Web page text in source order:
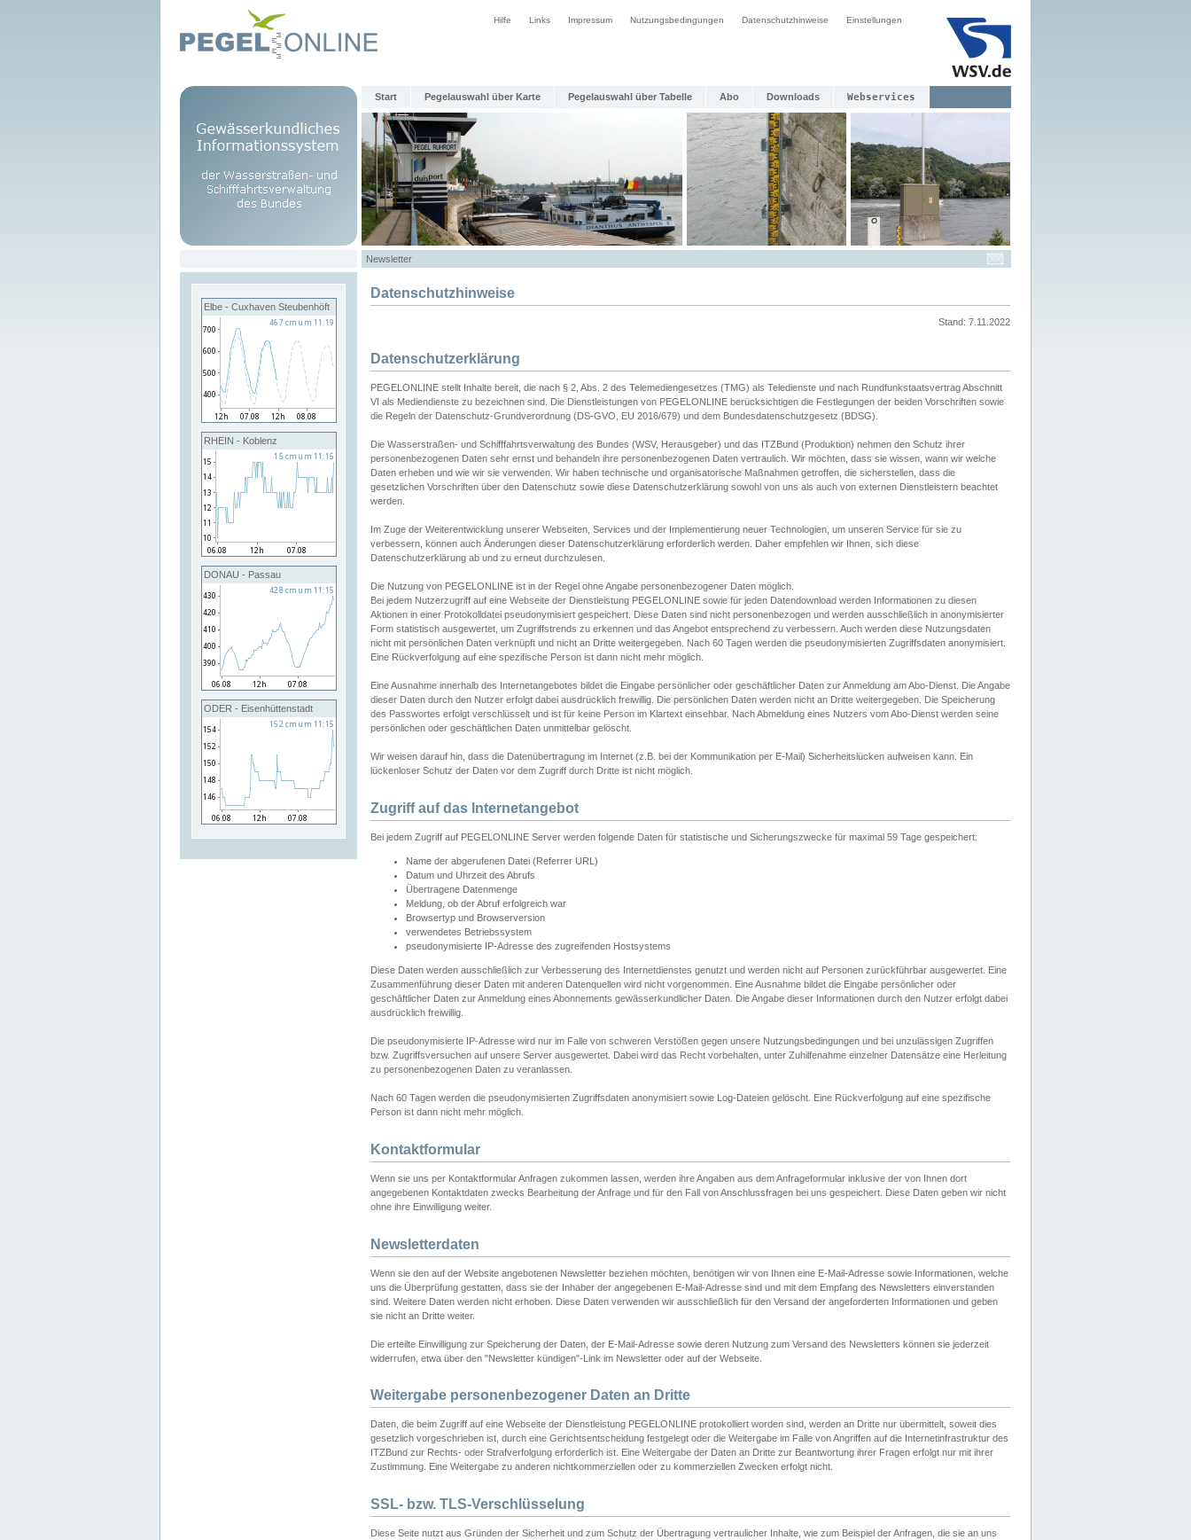
Hilfe Links Impressum Nutzungsbedingungen Datenschutzhinweise Einstellungen
Start Pegelauswahl über Karte Pegelauswahl über Tabelle Abo Downloads Webservices
Newsletter
Elbe - Cuxhaven Steubenhöft
RHEIN - Koblenz
DONAU - Passau
ODER - Eisenhüttenstadt
Datenschutzhinweise
Stand: 7.11.2022
Datenschutzerklärung
PEGELONLINE stellt Inhalte bereit, die nach § 2, Abs. 2 des Telemediengesetzes (TMG) als Teledienste und nach Rundfunkstaatsvertrag Abschnitt
VI als Mediendienste zu bezeichnen sind. Die Dienstleistungen von PEGELONLINE berücksichtigen die Festlegungen der beiden Vorschriften sowie
die Regeln der Datenschutz-Grundverordnung (DS-GVO, EU 2016/679) und dem Bundesdatenschutzgesetz (BDSG).
Die Wasserstraßen- und Schifffahrtsverwaltung des Bundes (WSV, Herausgeber) und das ITZBund (Produktion) nehmen den Schutz ihrer
personenbezogenen Daten sehr ernst und behandeln ihre personenbezogenen Daten vertraulich. Wir möchten, dass sie wissen, wann wir welche
Daten erheben und wie wir sie verwenden. Wir haben technische und organisatorische Maßnahmen getroffen, die sicherstellen, dass die
gesetzlichen Vorschriften über den Datenschutz sowie diese Datenschutzerklärung sowohl von uns als auch von externen Dienstleistern beachtet
werden.
Im Zuge der Weiterentwicklung unserer Webseiten, Services und der Implementierung neuer Technologien, um unseren Service für sie zu
verbessern, können auch Änderungen dieser Datenschutzerklärung erforderlich werden. Daher empfehlen wir Ihnen, sich diese
Datenschutzerklärung ab und zu erneut durchzulesen.
Die Nutzung von PEGELONLINE ist in der Regel ohne Angabe personenbezogener Daten möglich.
Bei jedem Nutzerzugriff auf eine Webseite der Dienstleistung PEGELONLINE sowie für jeden Datendownload werden Informationen zu diesen
Aktionen in einer Protokolldatei pseudonymisiert gespeichert. Diese Daten sind nicht personenbezogen und werden ausschließlich in anonymisierter
Form statistisch ausgewertet, um Zugriffstrends zu erkennen und das Angebot entsprechend zu verbessern. Auch werden diese Nutzungsdaten
nicht mit persönlichen Daten verknüpft und nicht an Dritte weitergegeben. Nach 60 Tagen werden die pseudonymisierten Zugriffsdaten anonymisiert.
Eine Rückverfolgung auf eine spezifische Person ist dann nicht mehr möglich.
Eine Ausnahme innerhalb des Internetangebotes bildet die Eingabe persönlicher oder geschäftlicher Daten zur Anmeldung am Abo-Dienst. Die Angabe
dieser Daten durch den Nutzer erfolgt dabei ausdrücklich freiwillig. Die persönlichen Daten werden nicht an Dritte weitergegeben. Die Speicherung
des Passwortes erfolgt verschlüsselt und ist für keine Person im Klartext einsehbar. Nach Abmeldung eines Nutzers vom Abo-Dienst werden seine
persönlichen oder geschäftlichen Daten unmittelbar gelöscht.
Wir weisen darauf hin, dass die Datenübertragung im Internet (z.B. bei der Kommunikation per E-Mail) Sicherheitslücken aufweisen kann. Ein
lückenloser Schutz der Daten vor dem Zugriff durch Dritte ist nicht möglich.
Zugriff auf das Internetangebot
Bei jedem Zugriff auf PEGELONLINE Server werden folgende Daten für statistische und Sicherungszwecke für maximal 59 Tage gespeichert:
Name der abgerufenen Datei (Referrer URL)
Datum und Uhrzeit des Abrufs
Übertragene Datenmenge
Meldung, ob der Abruf erfolgreich war
Browsertyp und Browserversion
verwendetes Betriebssystem
pseudonymisierte IP-Adresse des zugreifenden Hostsystems
Diese Daten werden ausschließlich zur Verbesserung des Internetdienstes genutzt und werden nicht auf Personen zurückführbar ausgewertet. Eine
Zusammenführung dieser Daten mit anderen Datenquellen wird nicht vorgenommen. Eine Ausnahme bildet die Eingabe persönlicher oder
geschäftlicher Daten zur Anmeldung eines Abonnements gewässerkundlicher Daten. Die Angabe dieser Informationen durch den Nutzer erfolgt dabei
ausdrücklich freiwillig.
Die pseudonymisierte IP-Adresse wird nur im Falle von schweren Verstößen gegen unsere Nutzungsbedingungen und bei unzulässigen Zugriffen
bzw. Zugriffsversuchen auf unsere Server ausgewertet. Dabei wird das Recht vorbehalten, unter Zuhilfenahme einzelner Datensätze eine Herleitung
zu personenbezogenen Daten zu veranlassen.
Nach 60 Tagen werden die pseudonymisierten Zugriffsdaten anonymisiert sowie Log-Dateien gelöscht. Eine Rückverfolgung auf eine spezifische
Person ist dann nicht mehr möglich.
Kontaktformular
Wenn sie uns per Kontaktformular Anfragen zukommen lassen, werden ihre Angaben aus dem Anfrageformular inklusive der von Ihnen dort
angegebenen Kontaktdaten zwecks Bearbeitung der Anfrage und für den Fall von Anschlussfragen bei uns gespeichert. Diese Daten geben wir nicht
ohne ihre Einwilligung weiter.
Newsletterdaten
Wenn sie den auf der Website angebotenen Newsletter beziehen möchten, benötigen wir von Ihnen eine E-Mail-Adresse sowie Informationen, welche
uns die Überprüfung gestatten, dass sie der Inhaber der angegebenen E-Mail-Adresse sind und mit dem Empfang des Newsletters einverstanden
sind. Weitere Daten werden nicht erhoben. Diese Daten verwenden wir ausschließlich für den Versand der angeforderten Informationen und geben
sie nicht an Dritte weiter.
Die erteilte Einwilligung zur Speicherung der Daten, der E-Mail-Adresse sowie deren Nutzung zum Versand des Newsletters können sie jederzeit
widerrufen, etwa über den "Newsletter kündigen"-Link im Newsletter oder auf der Webseite.
Weitergabe personenbezogener Daten an Dritte
Daten, die beim Zugriff auf eine Webseite der Dienstleistung PEGELONLINE protokolliert worden sind, werden an Dritte nur übermittelt, soweit dies
gesetzlich vorgeschrieben ist, durch eine Gerichtsentscheidung festgelegt oder die Weitergabe im Falle von Angriffen auf die Internetinfrastruktur des
ITZBund zur Rechts- oder Strafverfolgung erforderlich ist. Eine Weitergabe der Daten an Dritte zur Beantwortung ihrer Fragen erfolgt nur mit ihrer
Zustimmung. Eine Weitergabe zu anderen nichtkommerziellen oder zu kommerziellen Zwecken erfolgt nicht.
SSL- bzw. TLS-Verschlüsselung
Diese Seite nutzt aus Gründen der Sicherheit und zum Schutz der Übertragung vertraulicher Inhalte, wie zum Beispiel der Anfragen, die sie an uns